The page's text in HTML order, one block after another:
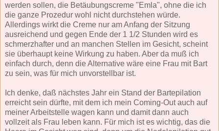
werden sollen, die Betäubungscreme "Emla", ohne die ich
die ganze Prozedur wohl nicht durchstehen würde.
Allerdings wirkt die Creme nur am Anfang der Sitzung
ausreichend und gegen Ende der 1 1/2 Stunden wird es
schmerzhafter und an manchen Stellen im Gesicht, scheint
sie überhaupt keine Wirkung zu haben. Aber da muß ich
einfach durch, denn die Alternative wäre eine Frau mit Bart
zu sein, was für mich unvorstellbar ist.
Ich denke, daß nächstes Jahr ein Stand der Bartepilation
erreicht sein dürfte, mit dem ich mein Coming-Out auch auf
meiner Arbeitstelle wagen kann und damit dann auch
vollzeit als Frau leben kann. Für mich ist es wichtig, das die